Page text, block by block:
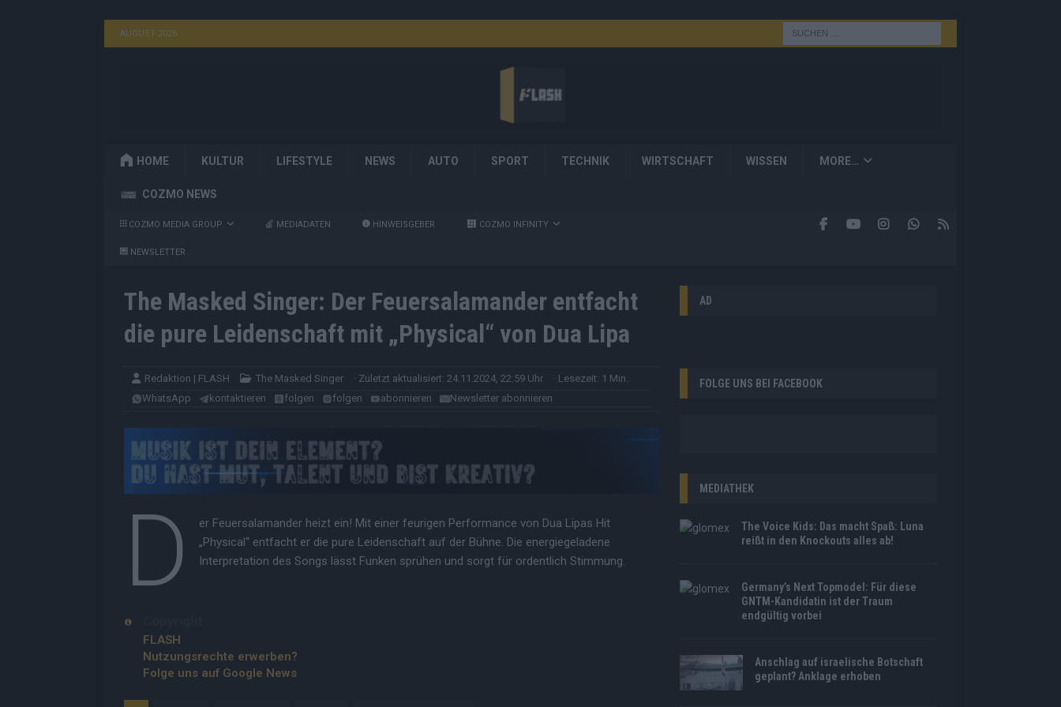
AUGUST 2026
HOME KULTUR LIFESTYLE NEWS AUTO SPORT TECHNIK WIRTSCHAFT WISSEN MORE…
COZMO NEWS
COZMO MEDIA GROUP MEDIADATEN HINWEISGEBER COZMO INFINITY
NEWSLETTER
The Masked Singer: Der Feuersalamander entfacht
die pure Leidenschaft mit „Physical“ von Dua Lipa
Redaktion | FLASH The Masked Singer · Zuletzt aktualisiert: 24.11.2024, 22:59 Uhr
· Lesezeit: 1 Min.
WhatsApp
kontaktieren folgen folgen abonnieren Newsletter abonnieren
D
er Feuersalamander heizt ein! Mit einer feurigen Performance von Dua Lipas Hit
„Physical“ entfacht er die pure Leidenschaft auf der Bühne. Die energiegeladene
Interpretation des Songs lässt Funken sprühen und sorgt für ordentlich Stimmung.
FLASH
Nutzungsrechte erwerben?
Folge uns auf Google News
AD
FOLGE UNS BEI FACEBOOK
MEDIATHEK
The Voice Kids: Das macht Spaß: Luna
reißt in den Knockouts alles ab!
Germany’s Next Topmodel: Für diese
GNTM-Kandidatin ist der Traum
endgültig vorbei
Anschlag auf israelische Botschaft
geplant? Anklage erhoben